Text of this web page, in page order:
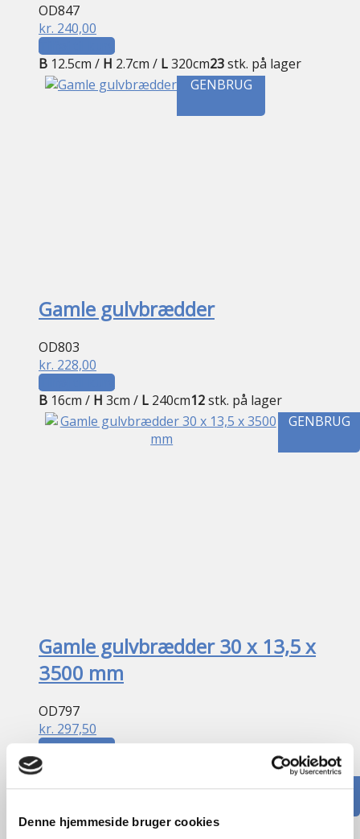
Denne hjemmeside bruger cookies
OD847
kr. 240,00
Tilføj til kurv
B 12.5cm / H 2.7cm / L320cm23stk. på lager
GENBRUG
Gamle gulvbrædder
OD803
kr. 228,00
Tilføj til kurv
B 16cm / H 3cm / L 240cm12stk. på lager
GENBRUG
Gamle gulvbrædder 30 x 13,5 x
3500 mm
OD797
kr. 297,50
Tilføj til kurv
B
stk. på lager
GENBRUG